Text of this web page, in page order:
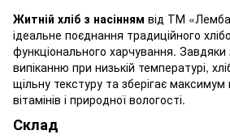
Житній хліб з насінням від ТМ
ідеальне поєднання традиційного
функціонального харчування.
випіканню при низькій температурі,
щільну текстуру та зберігає
вітамінів і природної вологості.
Склад